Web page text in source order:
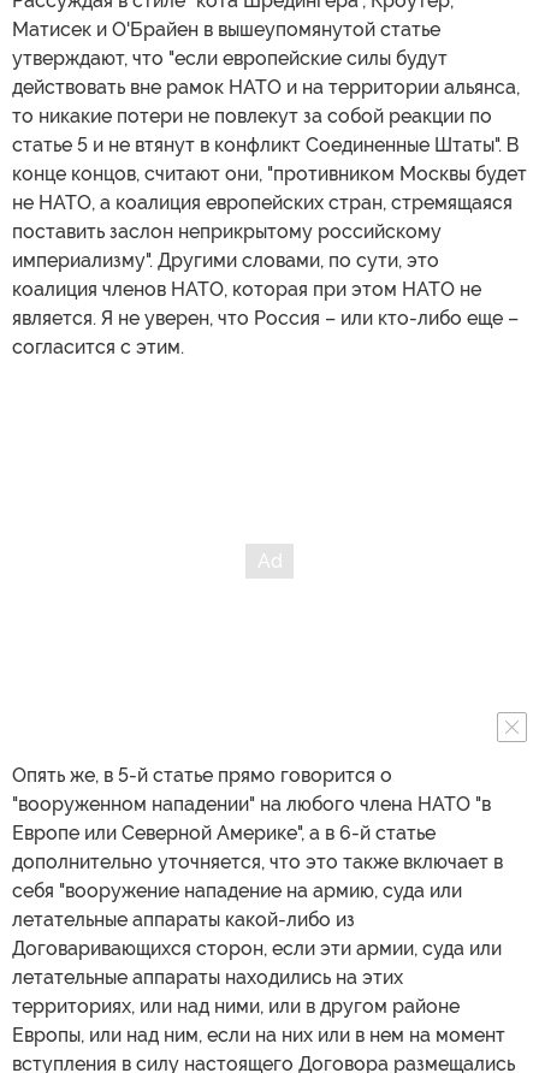
Матисек и О'Брайен в вышеупомянутой статье
утверждают, что "если европейские силы будут
действовать вне рамок НАТО и на территории альянса,
то никакие потери не повлекут за собой реакции по
статье 5 и не втянут в конфликт Соединенные Штаты". В
конце концов, считают они, "противником Москвы будет
не НАТО, а коалиция европейских стран, стремящаяся
поставить заслон неприкрытому российскому
империализму". Другими словами, по сути, это
коалиция членов НАТО, которая при этом НАТО не
является. Я не уверен, что Россия – или кто-либо еще –
согласится с этим.
Опять же, в 5-й статье прямо говорится о
"вооруженном нападении" на любого члена НАТО "в
Европе или Северной Америке", а в 6-й статье
дополнительно уточняется, что это также включает в
себя "вооружение нападение на армию, суда или
летательные аппараты какой-либо из
Договаривающихся сторон, если эти армии, суда или
летательные аппараты находились на этих
территориях, или над ними, или в другом районе
Европы, или над ним, если на них или в нем на момент
вступления в силу настоящего Договора размещались